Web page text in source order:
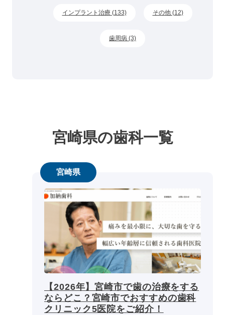
インプラント治療 (133) その他 (12)
歯周病 (3)
宮崎県の歯科一覧
宮崎県
【2026年】宮崎市で歯の治療をする
ならどこ？宮崎市でおすすめの歯科
クリニック5医院をご紹介！